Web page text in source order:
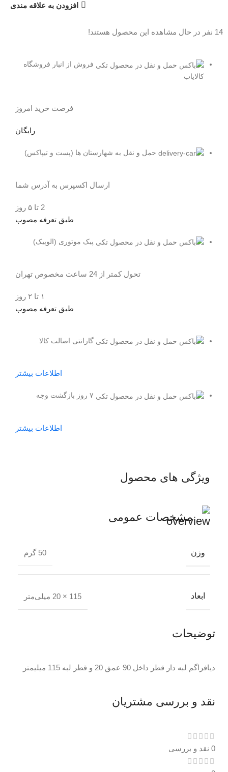
افزودن به علاقه مندی
14 نفر در حال مشاهده این محصول هستند!
فروش از انبار فروشگاه
کالایاب
فرصت خرید امروز
رایگان
حمل و نقل به شهارستان ها (پست و تیپاکس)
ارسال اکسپرس به آدرس شما
2 تا ۵ روز
طبق تعرفه مصوب
پیک موتوری (الوپیک)
تحول کمتر از 24 ساعت مخصوص تهران
۱ تا ۲ روز
طبق تعرفه مصوب
گارانتی اصالت کالا
اطلاعات بیشتر
۷ روز بازگشت وجه
اطلاعات بیشتر
توضیحات
دیافراگم لبه دار قطر داخل 90 عمق 20 و قطر لبه 115 میلیمتر
ویژگی های محصول
مشخصات عمومی
وزن 50 گرم
ابعاد 115 × 20 میلی‌متر
نقد و بررسی مشتریان
0 نقد و بررسی